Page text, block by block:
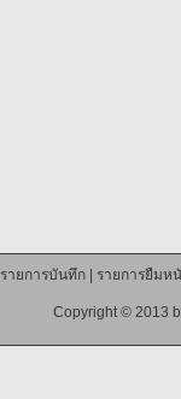
รายการบันทึก| รายการยืมห
Copyright © 2013